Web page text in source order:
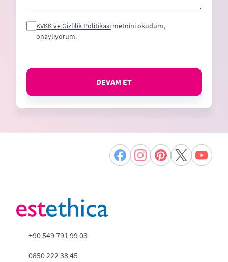
KVKK ve Gizlilik Politikası metnini okudum,
onaylıyorum.
DEVAM ET
+90 549 791 99 03
0850 222 38 45